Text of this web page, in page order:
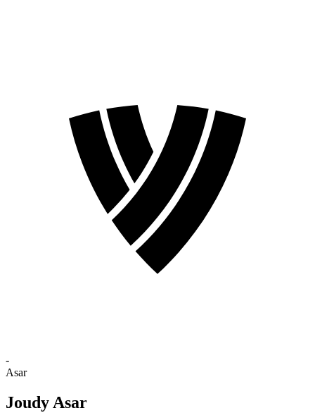
-
Asar
Joudy Asar